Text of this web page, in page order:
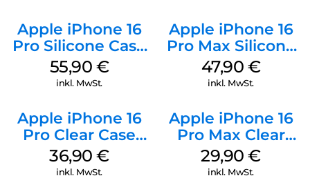
Apple iPhone 16
Pro Silicone Case
MagSafe Stone
Gray
55,90 €
inkl. MwSt.
Apple iPhone 16
Pro Max Silicone
Case MagSafe
Black
47,90 €
inkl. MwSt.
Apple iPhone 16
Pro Clear Case
MagSafe
Transparent
36,90€
inkl. MwSt.
Apple iPhone 16
Pro Max Clear
Case MagSafe
Transparent
29,90€
inkl. MwSt.